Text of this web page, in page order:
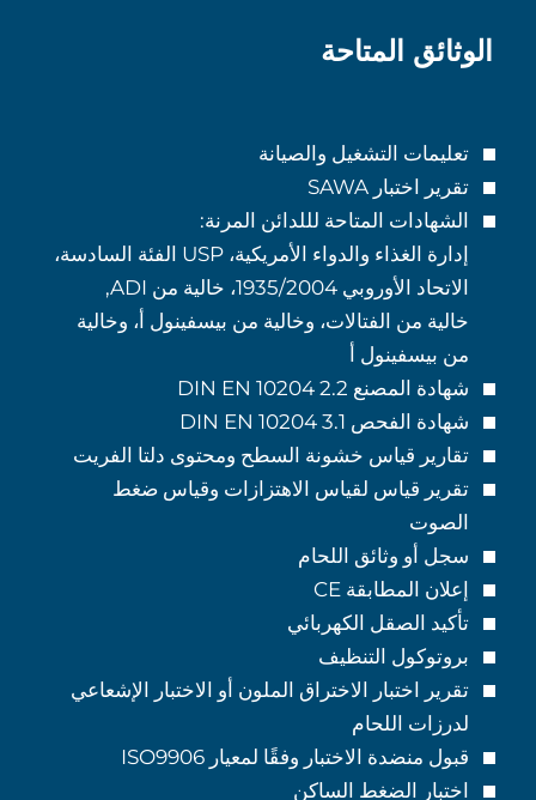
الوثائق المتاحة
تعليمات التشغيل والصيانة
تقرير اختبار SAWA
الشهادات المتاحة لللدائن المرنة:
إدارة الغذاء والدواء الأمريكية، USP الفئة السادسة،
الاتحاد الأوروبي 1935/2004، خالية من ADI,
خالية من الفتالات، وخالية من بيسفينول أ، وخالية
من بيسفينول أ
شهادة المصنع 2.2 DIN EN 10204
شهادة الفحص 3.1 DIN EN 10204
تقارير قياس خشونة السطح ومحتوى دلتا الفريت
تقرير قياس لقياس الاهتزازات وقياس ضغط
الصوت
سجل أو وثائق اللحام
إعلان المطابقة CE
تأكيد الصقل الكهربائي
بروتوكول التنظيف
تقرير اختبار الاختراق الملون أو الاختبار الإشعاعي
لدرزات اللحام
قبول منضدة الاختبار وفقًا لمعيار ISO9906
اختبار الضغط الساكن